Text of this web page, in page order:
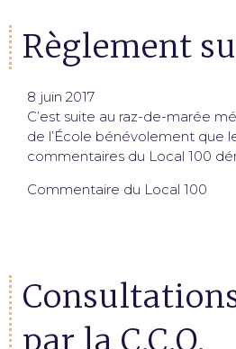
Règlement
8 juin 2017
C’est suite au raz-de-marée
de l’École bénévolement que
commentaires du Local 100
Commentaire du Local 100
par la C.C.Q.